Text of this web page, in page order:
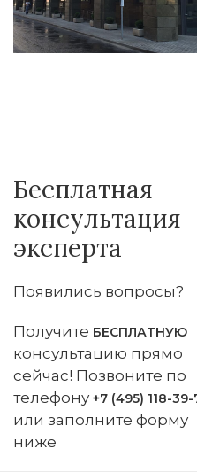
Бесплатная
консультация
эксперта
Появились вопросы?
Получите БЕСПЛАТНУЮ
консультацию прямо
сейчас! Позвоните по
телефону +7 (495) 118-39-
или заполните форму
ниже